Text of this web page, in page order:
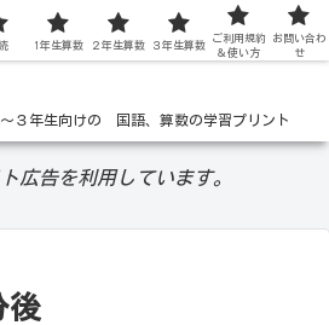
無料学習ドリル
３年生向けの 国語、算数の学習プリント
広告を利用しています。
後
1年生算数 ２年生算数 ３年生算数
ご利用規約
＆使い方
お問い合わ
せ